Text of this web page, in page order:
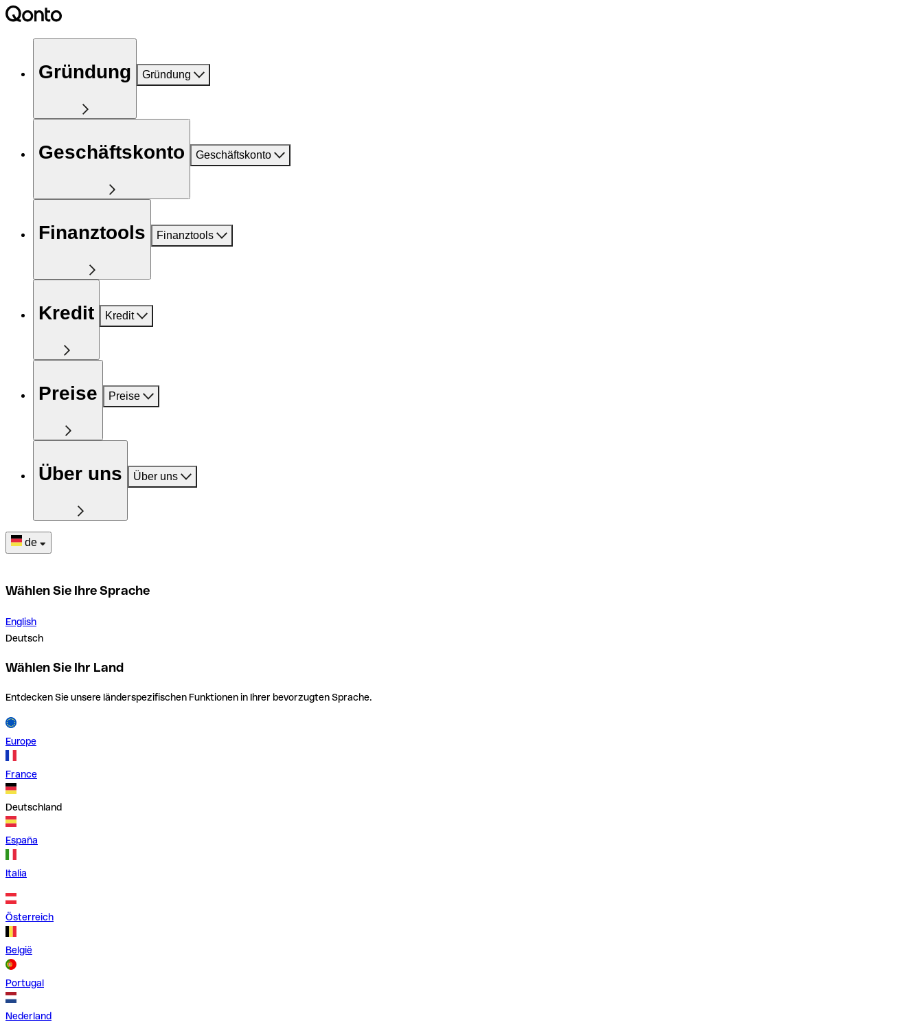
Gründung Gründung
Geschäftskonto Geschäftskonto
Finanztools Finanztools
Kredit Kredit
Preise Preise
Über uns Über uns
de
Wählen Sie Ihre Sprache
English
Deutsch
Wählen Sie Ihr Land
Entdecken Sie unsere länderspezifischen Funktionen in Ihrer bevorzugten Sprache.
Europe
France
Deutschland
España
Italia
Österreich
België
Portugal
Nederland